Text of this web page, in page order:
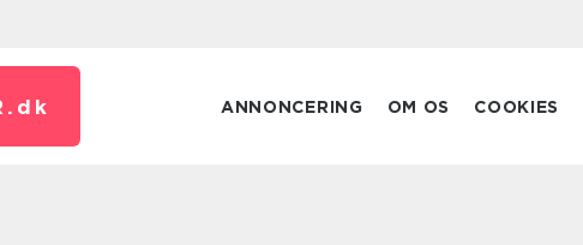
dk ANNONCERING OM OS COOKIES